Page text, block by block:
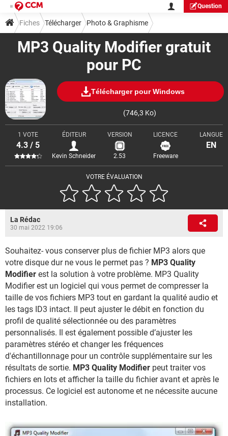
Question
MP3 Quality Modifier gratuit
pour PC
Télécharger pour Windows
(746,3 Ko)
VOTRE ÉVALUATION
1 VOTE
4.3 / 5
ÉDITEUR
Kevin Schneider
VERSION
2.53
LICENCE
Freeware
LANGUE
EN
Fiches Télécharger Photo & Graphisme
Visionnage & Diaporama
La Rédac
30 mai 2022 19:06
Souhaitez- vous conserver plus de fichier MP3 alors que
votre disque dur ne vous le permet pas ? MP3 Quality
Modifier est la solution à votre problème. MP3 Quality
Modifier est un logiciel qui vous permet de compresser la
taille de vos fichiers MP3 tout en gardant la qualité audio et
les tags ID3 intact. Il peut ajuster le débit en fonction du
profil de qualité sélectionnée ou des paramètres
personnalisés. Il est également possible d’ajuster les
paramètres stéréo et changer les fréquences
d'échantillonnage pour un contrôle supplémentaire sur les
résultats de sortie. MP3 Quality Modifier peut traiter vos
fichiers en lots et afficher la taille du fichier avant et après le
processus. Ce logiciel est autonome et ne nécessite aucune
installation.